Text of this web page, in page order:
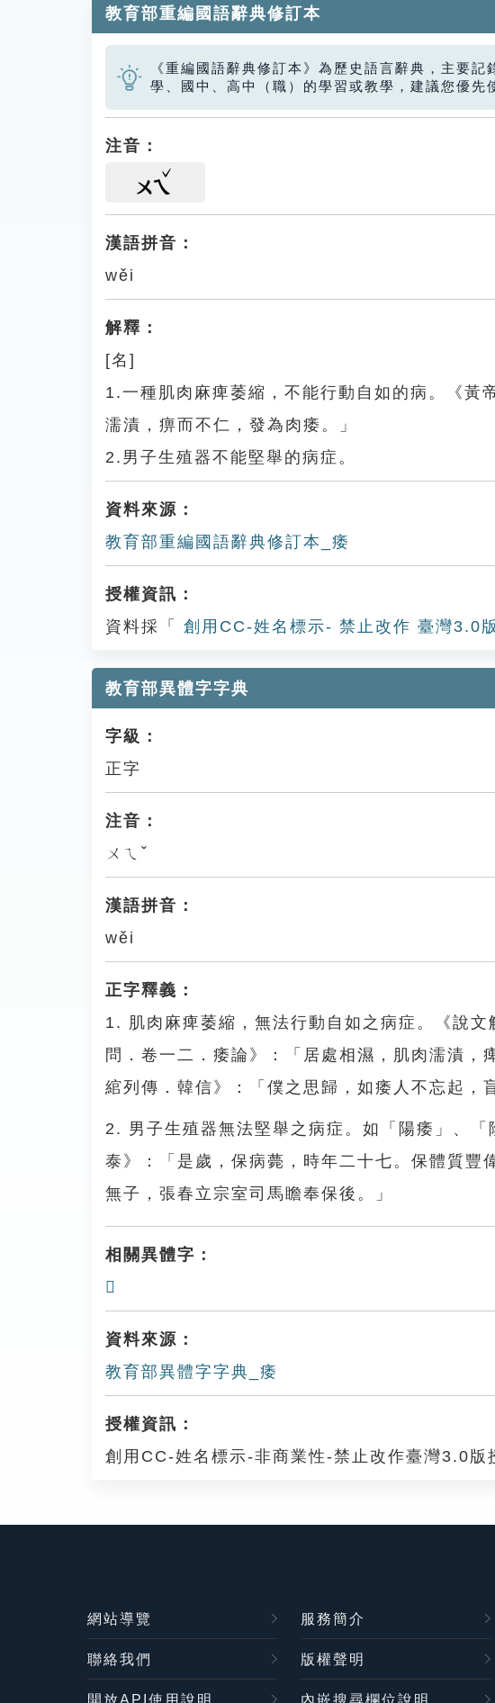
教育部重編國語辭典修訂本
《重編國語辭典修訂本》為歷史語言辭典，主要
學、國中、高中（職）的學習或教學，建議您優先
注音：
ㄨㄟ
漢語拼音：
wěi
解釋：
[名]
1.一種肌肉麻痺萎縮，不能行動自如的病。《黃
濡漬，痹而不仁，發為肉痿。」
2.男子生殖器不能堅舉的病症。
資料來源：
教育部重編國語辭典修訂本_痿
授權資訊：
資料採「
創用CC-姓名標示- 禁止改作 臺灣3.0
教育部異體字字典
字級：
正字
注音：
ㄨㄟˇ
漢語拼音：
wěi
正字釋義：
1. 肌肉麻痺萎縮，無法行動自如之病症。《說
問．卷一二．痿論》：「居處相濕，肌肉濡漬，
綰列傳．韓信》：「僕之思歸，如痿人不忘起，
2. 男子生殖器無法堅舉之病症。如「陽痿」、
泰》：「是歲，保病薨，時年二十七。保體質豐
無子，張春立宗室司馬瞻奉保後。」
相關異體字：
𤸆
資料來源：
教育部異體字字典_痿
授權資訊：
創用CC-姓名標示-非商業性-禁止改作臺灣3.0版
網站導覽 服務簡介
聯絡我們 版權聲明
開放API使用說明 內嵌搜尋欄位說明